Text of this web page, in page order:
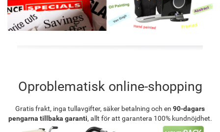
Oproblematisk online-shopping
Gratis frakt, inga tullavgifter, säker betalning och en 90-dagars
pengarna tillbaka garanti, allt för att garantera 100% kundnöjdhet.